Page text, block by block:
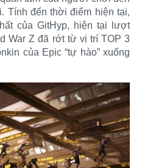
Tính đến thời điểm hiện tại,
của GitHyp, hiện tại lượt
War Z đã rớt từ vị trí TOP 3
của Epic “tự hào” xuống